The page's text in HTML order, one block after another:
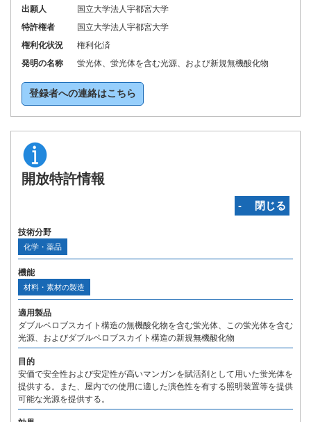
出願人
国立大学法人宇都宮大学
特許権者
国立大学法人宇都宮大学
権利化状況
権利化済
発明の名称
蛍光体、蛍光体を含む光源、および新規無機酸化物
登録者への連絡はこちら
開放特許情報
‐ 閉じる
技術分野
化学・薬品
機能
材料・素材の製造
適用製品
ダブルペロブスカイト構造の無機酸化物を含む蛍光体、この蛍光体を含む
光源、およびダブルペロブスカイト構造の新規無機酸化物
目的
安価で安全性および安定性が高いマンガンを賦活剤として用いた蛍光体を
提供する。また、屋内での使用に適した演色性を有する照明装置等を提供
可能な光源を提供する。